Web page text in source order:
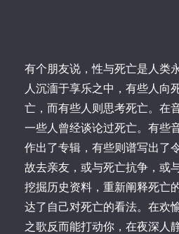
有个朋友说，性与死亡是人类
人沉湎于享乐之中，有些人向
亡，而有些人则思考死亡。在
一些人曾经谈论过死亡。有些
作出了专辑，有些则谱写出了
故去亲友，或与死亡抗争，或
挖掘历史资料，重新阐释死亡
达了自己对死亡的看法。在欢
之歌反而能打动你，在夜深人